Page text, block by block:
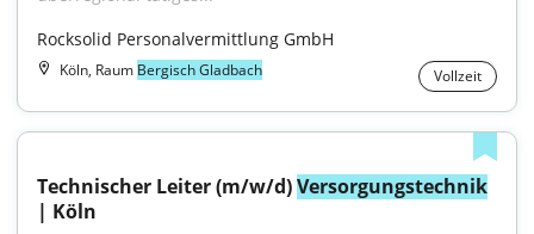
Rocksolid Personalvermittlung GmbH
Köln, Raum Bergisch Gladbach Vollzeit
Technischer Leiter (m/w/d) Versorgungstechnik
| Köln